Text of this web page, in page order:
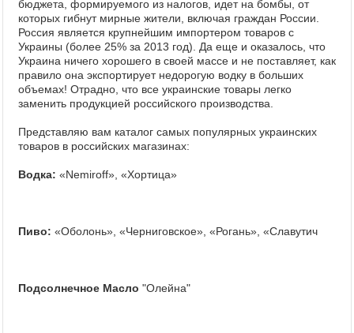
бюджета, формируемого из налогов, идет на бомбы, от
которых гибнут мирные жители, включая граждан России.
Россия является крупнейшим импортером товаров с
Украины (более 25% за 2013 год). Да еще и оказалось, что
Украина ничего хорошего в своей массе и не поставляет, как
правило она экспортирует недорогую водку в больших
объемах! Отрадно, что все украинские товары легко
заменить продукцией российского производства.
Представляю вам каталог самых популярных украинских
товаров в российских магазинах:
Водка: «Nemiroff», «Хортица»
Пиво: «Оболонь», «Черниговское», «Рогань», «Славутич
Подсолнечное Масло "Олейна"